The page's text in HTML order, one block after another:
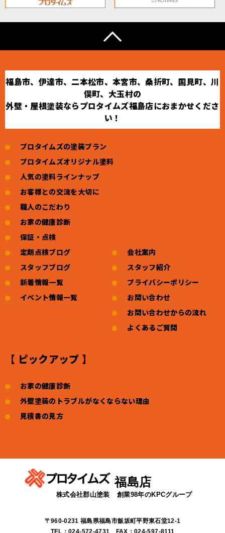
福島市、伊達市、二本松市、本宮市、桑折町、国見町、川
俣町、大玉村の
外壁・屋根塗装ならプロタイムズ福島店におまかせくださ
い！
プロタイムズの塗装プラン
プロタイムズオリジナル塗料
人気の塗料ラインナップ
お客様との交流を大切に
職人のこだわり
お家の健康診断
保証・点検
定期点検ブログ
スタッフブログ
新着情報一覧
イベント情報一覧
会社案内
スタッフ紹介
プライバシーポリシー
お問い合わせ
お問い合わせからの流れ
よくあるご質問
【 ピックアップ 】
お家の健康診断
外壁塗装のトラブルがなくならない理由
見積書の見方
福島店
株式会社郡山塗装 創業98年のKPCグループ
〒960-0231 福島県福島市飯坂町平野東石堂12-1